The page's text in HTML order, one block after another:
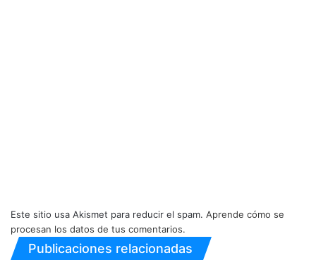
Este sitio usa Akismet para reducir el spam. Aprende cómo se
procesan los datos de tus comentarios.
Publicaciones relacionadas